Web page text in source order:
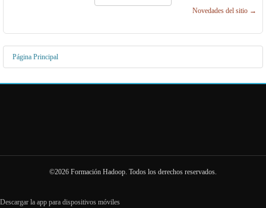
a...
Novedades del sitio →
Página Principal
©2026 Formación Hadoop. Todos los derechos reservados.
Descargar la app para dispositivos móviles